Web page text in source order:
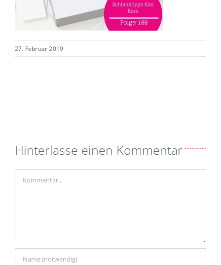
27. Februar 2019
Hinterlasse einen Kommentar